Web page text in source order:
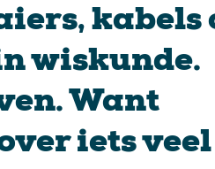
kabels
wiskunde.
Want
iets veel